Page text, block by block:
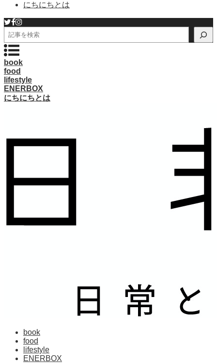
にちにちとは
検
索
book
food
lifestyle
ENERBOX
にちにちとは
book
food
lifestyle
ENERBOX